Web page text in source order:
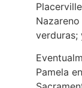
verduras;
Pamela